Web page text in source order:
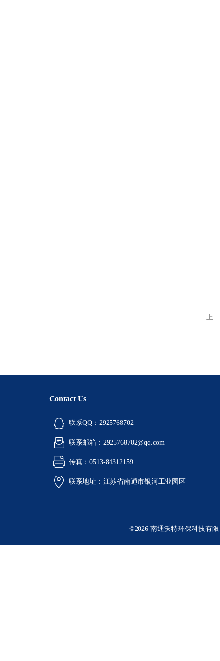
上
Contact Us
联系QQ：2925768702
联系邮箱：2925768702@qq.com
传真：0513-84312159
联系地址：江苏省南通市银河工业园区
©2026 南通沃特环保科技有